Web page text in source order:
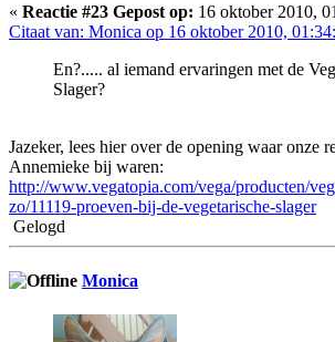
« Reactie #23 Gepost op: 16 oktober 2010,
Citaat van: Monica op 16 oktober 2010,
En?..... al iemand ervaringen met de
Slager?
Jazeker, lees hier over de opening waar onze
Annemieke bij waren:
http://www.vegatopia.com/vega/producten/
zo/11119-proeven-bij-de-vegetarische-slager
Gelogd
Monica